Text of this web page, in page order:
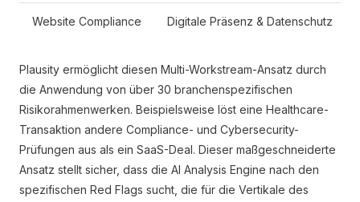
Website Compliance Digitale Präsenz & Datenschutz
Plausity ermöglicht diesen Multi-Workstream-Ansatz durch
die Anwendung von über 30 branchenspezifischen
Risikorahmenwerken. Beispielsweise löst eine Healthcare-
Transaktion andere Compliance- und Cybersecurity-
Prüfungen aus als ein SaaS-Deal. Dieser maßgeschneiderte
Ansatz stellt sicher, dass die AI Analysis Engine nach den
spezifischen Red Flags sucht, die für die Vertikale des